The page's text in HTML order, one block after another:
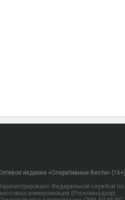
издание «Оперативные Вести»
Федеральной службой
коммуникаций (Роскомнадзор).